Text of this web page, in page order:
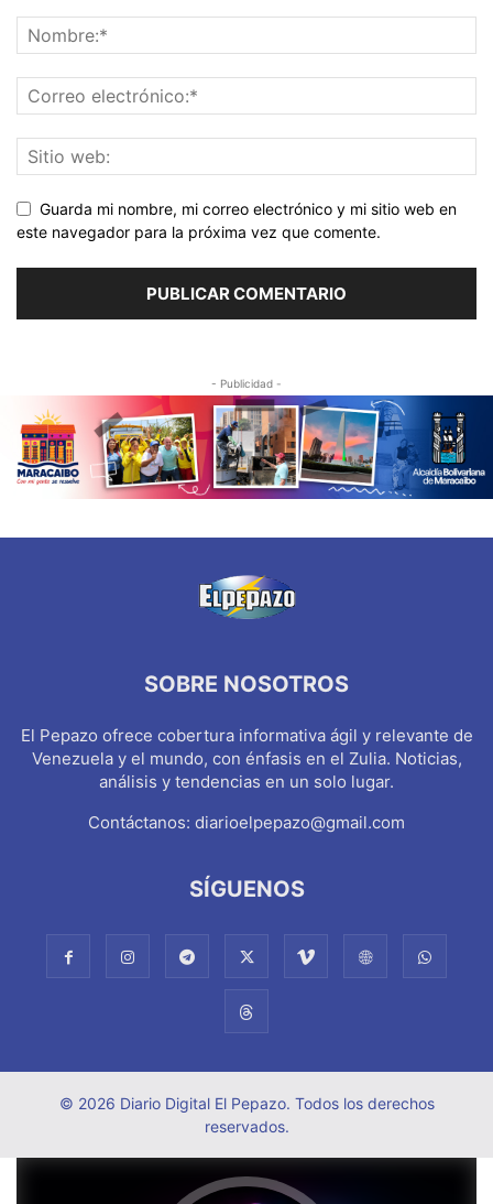
Guarda mi nombre, mi correo electrónico y mi sitio web en
este navegador para la próxima vez que comente.
- Publicidad -
SOBRE NOSOTROS
El Pepazo ofrece cobertura informativa ágil y relevante de
Venezuela y el mundo, con énfasis en el Zulia. Noticias,
análisis y tendencias en un solo lugar.
Contáctanos: diarioelpepazo@gmail.com
SÍGUENOS
© 2026 Diario Digital El Pepazo. Todos los derechos
reservados.